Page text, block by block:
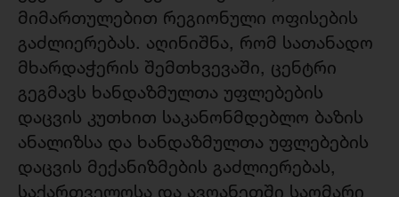
მიმართულებით რეგიონული ოფისების
გაძლიერებას. აღინიშნა, რომ სათანადო
მხარდაჭერის შემთხვევაში, ცენტრი
გეგმავს ხანდაზმულთა უფლებების
დაცვის კუთხით საკანონმდებლო ბაზის
ანალიზსა და ხანდაზმულთა უფლებების
დაცვის მექანიზმების გაძლიერებას,
საქართველოსა და ავღანეთში საომარი